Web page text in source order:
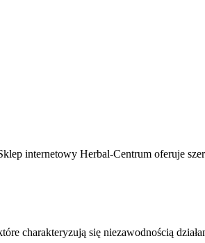
internetowy Herbal-Centrum oferuje
charakteryzują się niezawodnością